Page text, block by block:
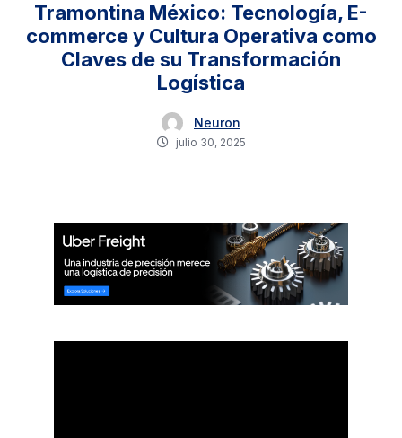
Tramontina México: Tecnología, E-
commerce y Cultura Operativa como
Claves de su Transformación
Logística
Neuron
julio 30, 2025